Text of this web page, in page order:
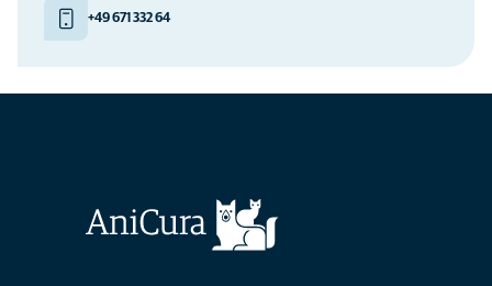
+49 671 332 64